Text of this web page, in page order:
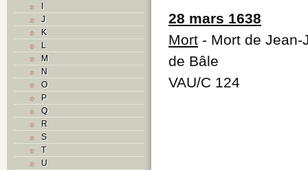
I
J
K
L
M
N
O
P
Q
R
S
T
U
28 mars 1638
Mort - Mort de
de Bâle
VAU/C 124